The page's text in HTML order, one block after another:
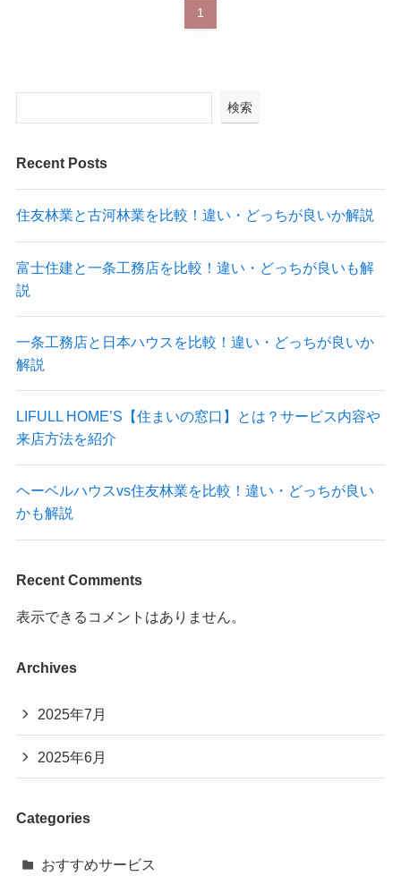
1
検索
Recent Posts
住友林業と古河林業を比較！違い・どっちが良いか解説
富士住建と一条工務店を比較！違い・どっちが良いも解
説
一条工務店と日本ハウスを比較！違い・どっちが良いか
解説
LIFULL HOME’S【住まいの窓口】とは？サービス内容や
来店方法を紹介
ヘーベルハウスvs住友林業を比較！違い・どっちが良い
かも解説
Recent Comments
表示できるコメントはありません。
Archives
2025年7月
2025年6月
Categories
おすすめサービス